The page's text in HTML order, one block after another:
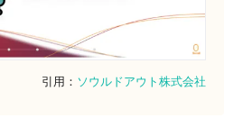
引用： ソウルドアウト株式会社